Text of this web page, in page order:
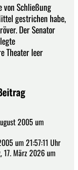
von Schließung
gestrichen habe,
Der Senator
Theater leer
2005 um
um 21:57:11 Uhr
17. März 2026 um